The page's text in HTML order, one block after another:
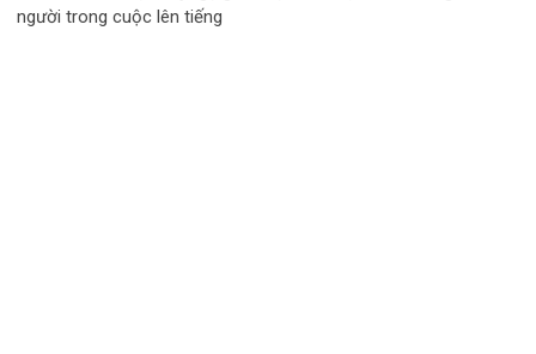
người trong cuộc lên tiếng